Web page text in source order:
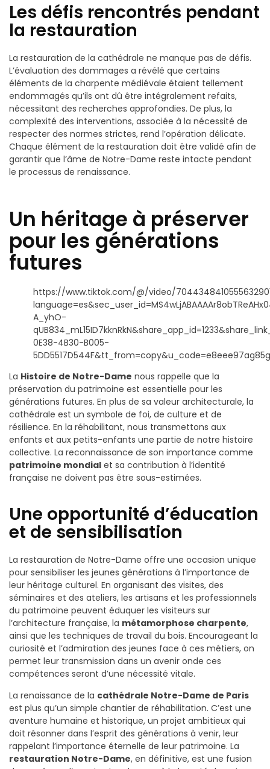
Les défis rencontrés pendant
la restauration
La restauration de la cathédrale ne manque pas de défis.
L’évaluation des dommages a révélé que certains
éléments de la charpente médiévale étaient tellement
endommagés qu’ils ont dû être intégralement refaits,
nécessitant des recherches approfondies. De plus, la
complexité des interventions, associée à la nécessité de
respecter des normes strictes, rend l’opération délicate.
Chaque élément de la restauration doit être validé afin de
garantir que l’âme de Notre-Dame reste intacte pendant
le processus de renaissance.
Un héritage à préserver
pour les générations
futures
https://www.tiktok.com/@/video/
A_yhO-
0E38-4B30-B005-
La Histoire de Notre-Dame nous rappelle que la
préservation du patrimoine est essentielle pour les
générations futures. En plus de sa valeur architecturale, la
cathédrale est un symbole de foi, de culture et de
résilience. En la réhabilitant, nous transmettons aux
enfants et aux petits-enfants une partie de notre histoire
collective. La reconnaissance de son importance comme
patrimoine mondial et sa contribution à l’identité
française ne doivent pas être sous-estimées.
Une opportunité d’éducation
et de sensibilisation
La restauration de Notre-Dame offre une occasion unique
pour sensibiliser les jeunes générations à l’importance de
leur héritage culturel. En organisant des visites, des
séminaires et des ateliers, les artisans et les professionnels
du patrimoine peuvent éduquer les visiteurs sur
l’architecture française, la métamorphose charpente,
ainsi que les techniques de travail du bois. Encourageant la
curiosité et l’admiration des jeunes face à ces métiers, on
permet leur transmission dans un avenir onde ces
compétences seront d’une nécessité vitale.
La renaissance de la cathédrale Notre-Dame de Paris
est plus qu’un simple chantier de réhabilitation. C’est une
aventure humaine et historique, un projet ambitieux qui
doit résonner dans l’esprit des générations à venir, leur
rappelant l’importance éternelle de leur patrimoine. La
restauration Notre-Dame, en définitive, est une fusion